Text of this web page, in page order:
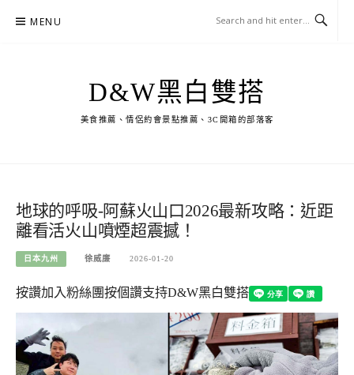
MENU
D&W黑白雙搭
美食推薦、情侶約會景點推薦、3C開箱的部落客
地球的呼吸-阿蘇火山口2026最新攻略：近距
離看活火山噴煙超震撼！
日本九州 徐威廉 2026-01-20
按讚加入粉絲團按個讚支持D&W黑白雙搭